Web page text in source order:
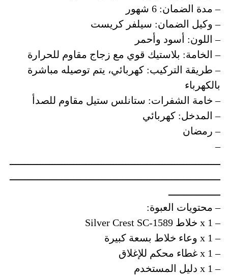
– مدة الضمان: 6 شهور
– وكيل الضمان: سيلفر كريست
– اللون: أسود وأحمر
– الخامة: بلاستيك قوي مع زجاج مقاوم للحرارة
– طريقة التركيب: كهربائي، يتم توصيله مباشرة
بالكهرباء
– خامة الشفرات: ستانلس ستيل مقاوم للصدأ
– المدخل: كهربائي
– رمضان
–
ـــــــــــــــــــــــــــــــــــــــــــــــــــــــــــــــــــــ
ـــــــــــــــــــــــــــــــــــــــــــــــــــــــــــــــــــــ
ـــــــــــــــــ
– محتويات العبوة:
– 1 x خلاط Silver Crest SC-1589
– x 1 وعاء خلاط بسعة كبيرة
– 1 x غطاء محكم للإغلاق
– 1 x دليل المستخدم